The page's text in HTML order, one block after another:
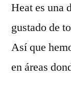
Heat es una
gustado de
Así que
en áreas